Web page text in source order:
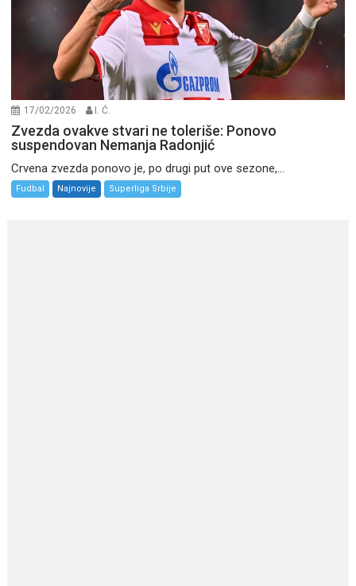
17/02/2026 I. Ć.
Zvezda ovakve stvari ne toleriše: Ponovo
suspendovan Nemanja Radonjić
Crvena zvezda ponovo je, po drugi put ove sezone,...
Fudbal Najnovije Superliga Srbije